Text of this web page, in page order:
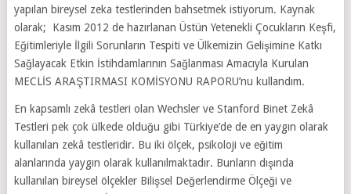
yapılan bireysel zeka testlerinden bahsetmek istiyorum. Kaynak
olarak; Kasım 2012 de hazırlanan Üstün Yetenekli Çocukların Keşfi,
Eğitimleriyle İlgili Sorunların Tespiti ve Ülkemizin Gelişimine Katkı
Sağlayacak Etkin İstihdamlarının Sağlanması Amacıyla Kurulan
MECLİS ARAŞTIRMASI KOMİSYONU RAPORU’nu kullandım.
En kapsamlı zekâ testleri olan Wechsler ve Stanford Binet Zekâ
Testleri pek çok ülkede olduğu gibi Türkiye’de de en yaygın olarak
kullanılan zekâ testleridir. Bu iki ölçek, psikoloji ve eğitim
alanlarında yaygın olarak kullanılmaktadır. Bunların dışında
kullanılan bireysel ölçekler Bilişsel Değerlendirme Ölçeği ve